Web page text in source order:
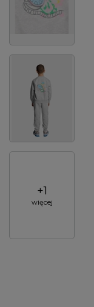
+1
więcej